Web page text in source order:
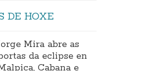
DE HOXE
Mira abre as
da eclipse en
Cabana e